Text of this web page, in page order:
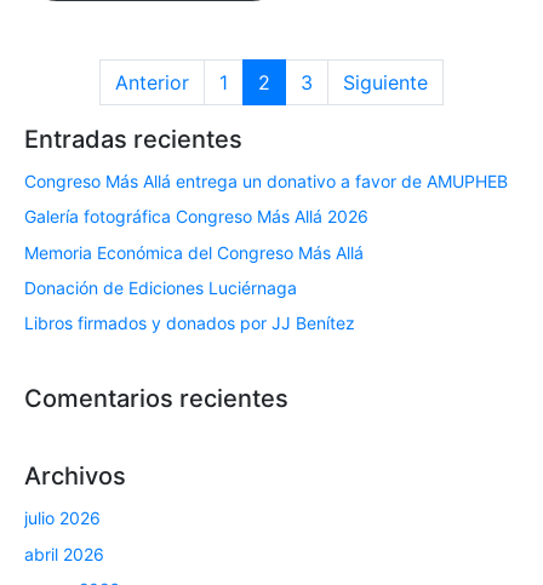
Anterior 1 2 3 Siguiente
Entradas recientes
Congreso Más Allá entrega un donativo a favor de AMUPHEB
Galería fotográfica Congreso Más Allá 2026
Memoria Económica del Congreso Más Allá
Donación de Ediciones Luciérnaga
Libros firmados y donados por JJ Benítez
Comentarios recientes
Archivos
julio 2026
abril 2026